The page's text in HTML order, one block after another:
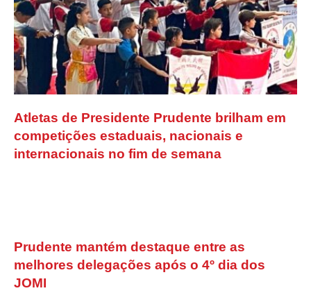
Atletas de Presidente Prudente brilham em
competições estaduais, nacionais e
internacionais no fim de semana
Prudente mantém destaque entre as
melhores delegações após o 4º dia dos
JOMI